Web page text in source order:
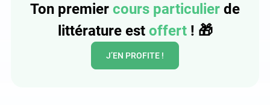
Ton premier cours particulier de
littérature est offert! 🎁
J’EN PROFITE !